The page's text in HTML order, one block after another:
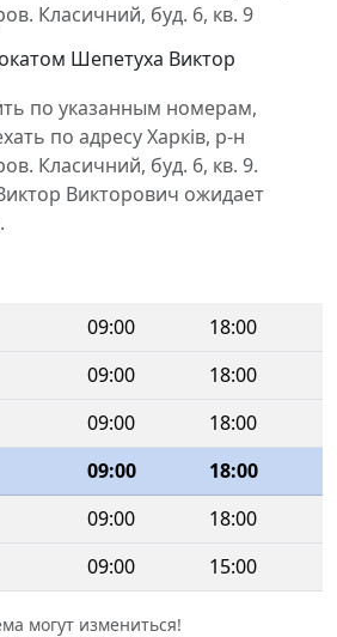
Класичний, буд. 6, кв. 9
Шепетуха Виктор
по указанным номерам,
по адресу Харків, р-н
Класичний, буд. 6, кв. 9.
Викторович ожидает
09:00
18:00
09:00
18:00
09:00
18:00
09:00
18:00
09:00
18:00
09:00 15:00
могут измениться!